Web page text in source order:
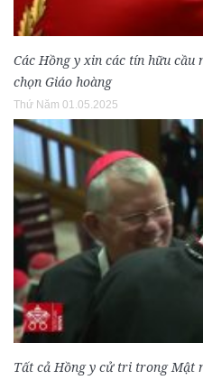
Các Hồng y xin các tín hữu cầu
chọn Giáo hoàng
Thứ Năm 01.05.2025
Tất cả Hồng y cử tri trong Mật